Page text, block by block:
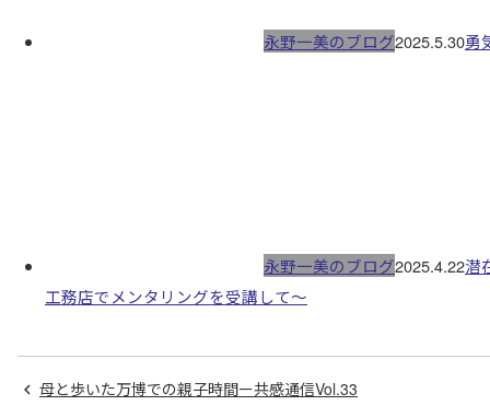
永野一美のブログ2025.5.30勇
永野一美のブログ2025.4.22潜
工務店でメンタリングを受講して〜
母と歩いた万博での親子時間ー共感通信Vol.33